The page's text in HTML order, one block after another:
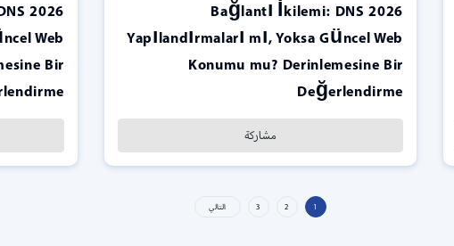
2026 Bağlantı İkilemi: DNS
Yapılandırmaları mı, Yoksa Güncel Web
Konumu mu? Derinlemesine Bir
Değerlendirme
مشاركة
Web
Bir
1
2
3 التالي